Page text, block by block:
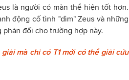
là người có màn thể hiện tốt hơn.
động cố tình "dìm" Zeus và những
đối cho trường hợp này.
mà chỉ có T1 mới có thể giải cứu